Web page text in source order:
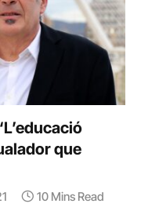
que
10 Mins Read